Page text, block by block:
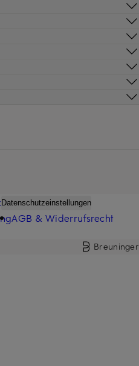
Datenschutzeinstellungen
AGB & Widerrufsrecht
Breuninger